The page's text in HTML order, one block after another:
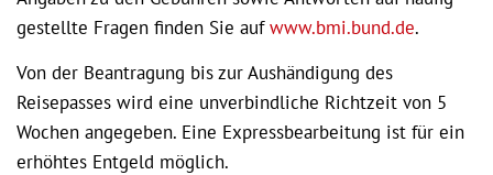
gestellte Fragen finden Sie aufwww.bmi.bund.de.
Von der Beantragung bis zur Aushändigung des
Reisepasses wird eine unverbindliche Richtzeit von 5
Wochen angegeben. Eine Expressbearbeitung ist für ein
erhöhtes Entgeld möglich.